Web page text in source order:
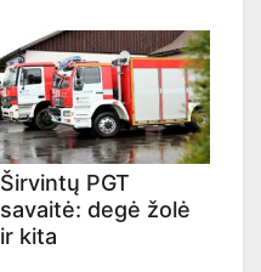
Širvintų PGT
savaitė: degė žolė
ir kita